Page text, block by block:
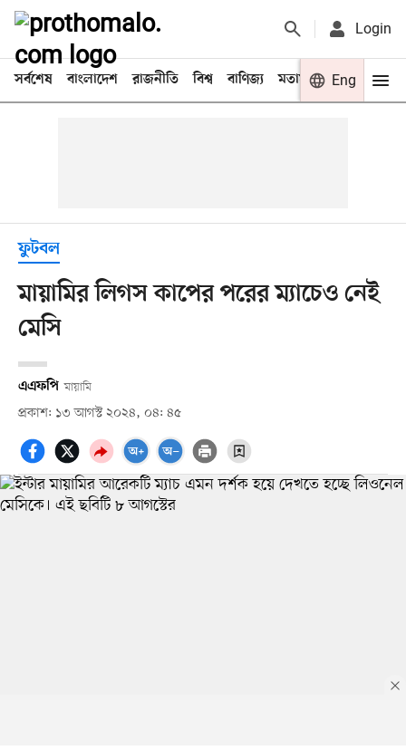
Login
সর্বশেষ বাংলাদেশ রাজনীতি বিশ্ব বাণিজ্য মতামত খেলা
Eng
ফুটবল
মায়ামির লিগস কাপের পরের ম্যাচেও নেই
মেসি
এএফপি মায়ামি
প্রকাশ: ১৩ আগস্ট ২০২৪, ০৪: ৪৫